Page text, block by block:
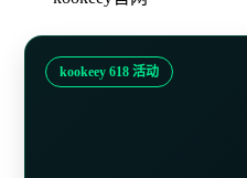
kookeey 618 活动